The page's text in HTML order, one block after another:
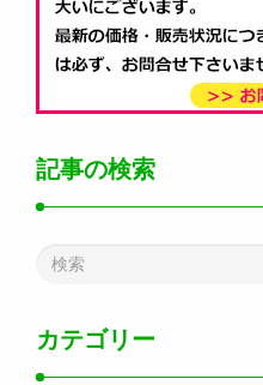
記事の検索
カテゴリー